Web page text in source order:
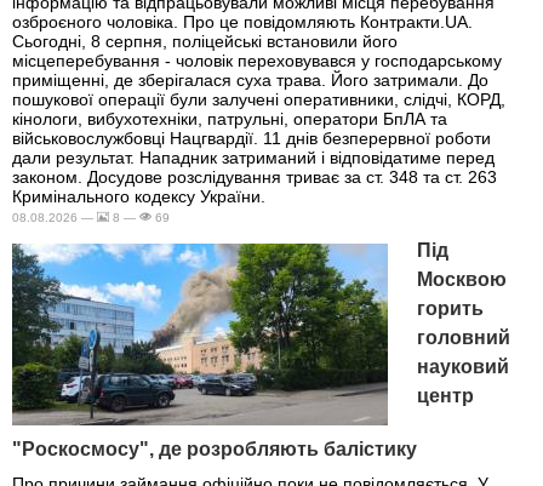
озброєного чоловіка. Про це повідомляють Контракти.UA.
Сьогодні, 8 серпня, поліцейські встановили його
місцеперебування - чоловік переховувався у господарському
приміщенні, де зберігалася суха трава. Його затримали. До
пошукової операції були залучені оперативники, слідчі, КОРД,
кінологи, вибухотехніки, патрульні, оператори БпЛА та
військовослужбовці Нацгвардії. 11 днів безперервної роботи
дали результат. Нападник затриманий і відповідатиме перед
законом. Досудове розслідування триває за ст. 348 та ст. 263
Кримінального кодексу України.
08.08.2026 — 8 — 69
Під
Москвою
горить
головний
науковий
центр
"Роскосмосу", де розробляють балістику